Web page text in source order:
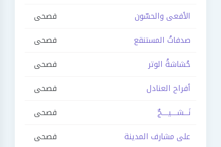
الأفعى والحسّون
فصحى
صدفاتُ المستنقع
فصحى
حُشاشةُ الوتر
فصحى
أفراح العنادل
فصحى
نَـــشــــيــــجٌ
فصحى
على مشارف المدينة
فصحى